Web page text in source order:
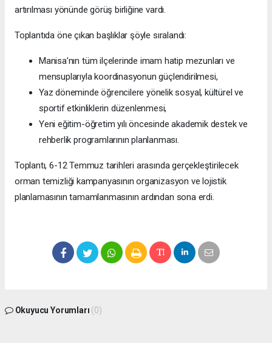
artırılması yönünde görüş birliğine vardı.
Toplantıda öne çıkan başlıklar şöyle sıralandı:
Manisa’nın tüm ilçelerinde imam hatip mezunları ve
mensuplarıyla koordinasyonun güçlendirilmesi,
Yaz döneminde öğrencilere yönelik sosyal, kültürel ve
sportif etkinliklerin düzenlenmesi,
Yeni eğitim-öğretim yılı öncesinde akademik destek ve
rehberlik programlarının planlanması.
Toplantı, 6-12 Temmuz tarihleri arasında gerçekleştirilecek
orman temizliği kampanyasının organizasyon ve lojistik
planlamasının tamamlanmasının ardından sona erdi.
Okuyucu Yorumları (0)